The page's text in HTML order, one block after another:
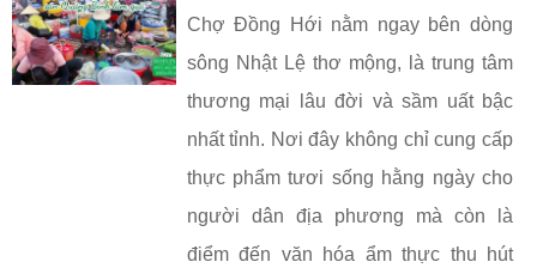
Chợ Đồng Hới nằm ngay bên dòng
sông Nhật Lệ thơ mộng, là trung tâm
thương mại lâu đời và sầm uất bậc
nhất tỉnh. Nơi đây không chỉ cung cấp
thực phẩm tươi sống hằng ngày cho
người dân địa phương mà còn là
điểm đến văn hóa ẩm thực thu hút